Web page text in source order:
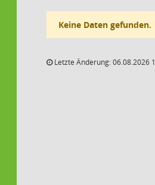
Keine Daten gefunden.
Letzte Änderung: 06.08.2026